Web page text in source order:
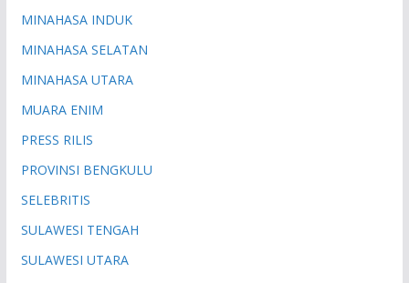
MINAHASA INDUK
MINAHASA SELATAN
MINAHASA UTARA
MUARA ENIM
PRESS RILIS
PROVINSI BENGKULU
SELEBRITIS
SULAWESI TENGAH
SULAWESI UTARA